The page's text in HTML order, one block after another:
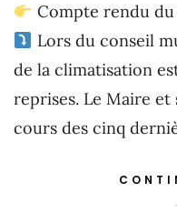
Compte rendu
Lors du conseil
de la climatisation
reprises. Le Maire
cours des cinq